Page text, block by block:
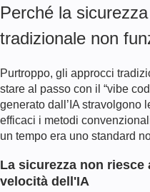
Perché la
tradizionale non
Purtroppo, gli approcci
stare al passo con il “vibe
generato dall’IA stravolgono
efficaci i metodi
un tempo era uno standard
La sicurezza non
velocità dell'IA